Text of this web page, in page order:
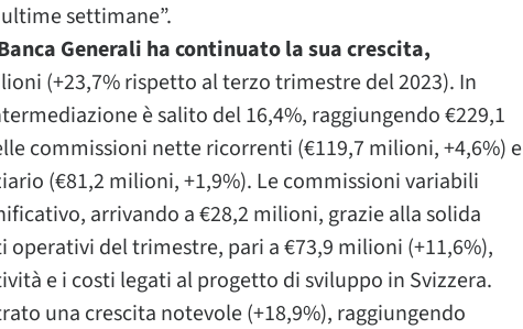
settimane”.
Generali ha continuato la sua crescita,
(+23,7% rispetto al terzo trimestre del 2023). In
è salito del 16,4%, raggiungendo €229,1
commissioni nette ricorrenti (€119,7 milioni, +4,6%) e
(€81,2 milioni, +1,9%). Le commissioni variabili
arrivando a €28,2 milioni, grazie alla solida
del trimestre, pari a €73,9 milioni (+11,6%),
e i costi legati al progetto di sviluppo in Svizzera.
una crescita notevole (+18,9%), raggiungendo